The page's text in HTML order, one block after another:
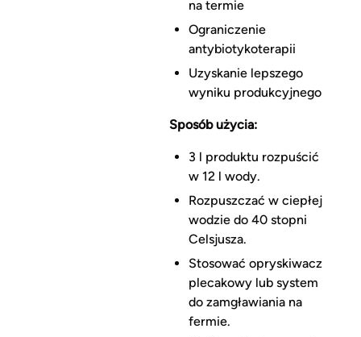
na termie
Ograniczenie
antybiotykoterapii
Uzyskanie lepszego
wyniku produkcyjnego
Sposób użycia:
3 l produktu rozpuścić
w 12 l wody.
Rozpuszczać w ciepłej
wodzie do 40 stopni
Celsjusza.
Stosować opryskiwacz
plecakowy lub system
do zamgławiania na
fermie.